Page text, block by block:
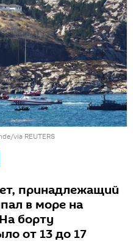
via REUTERS
принадлежащий
в море на
борту
от 13 до 17